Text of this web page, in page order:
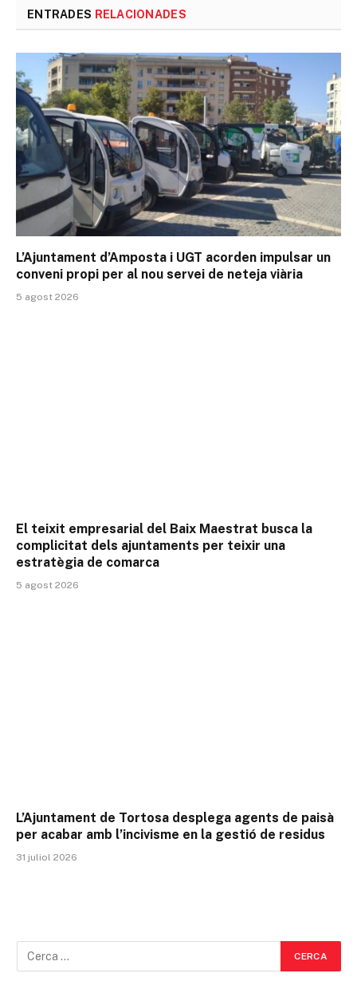
ENTRADES RELACIONADES
L’Ajuntament d’Amposta i UGT acorden impulsar un
conveni propi per al nou servei de neteja viària
5 agost 2026
El teixit empresarial del Baix Maestrat busca la
complicitat dels ajuntaments per teixir una
estratègia de comarca
5 agost 2026
L’Ajuntament de Tortosa desplega agents de paisà
per acabar amb l’incivisme en la gestió de residus
31 juliol 2026